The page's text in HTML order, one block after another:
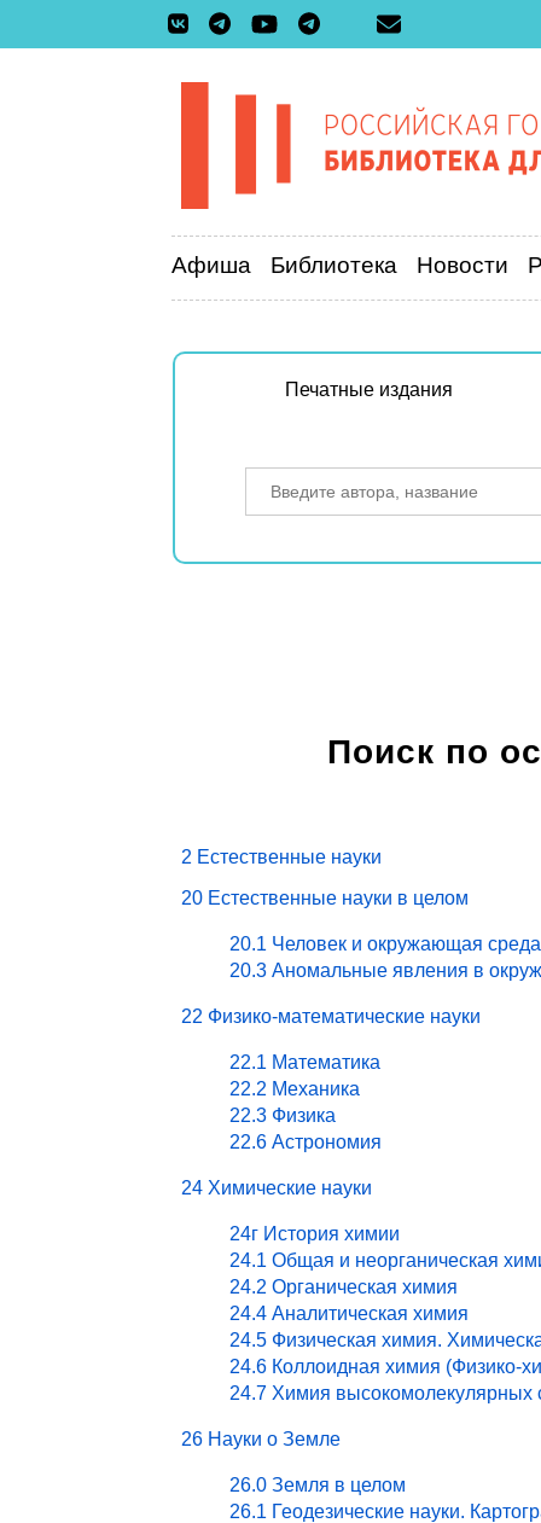
Афиша Библиотека Новости
Печатные издания
Поиск по
2 Естественные науки
20 Естественные науки в целом
20.1 Человек и окружающая
20.3 Аномальные явления в
22 Физико-математические науки
22.1 Математика
22.2 Механика
22.3 Физика
22.6 Астрономия
24 Химические науки
24г История химии
24.1 Общая и неорганическая
24.2 Органическая химия
24.4 Аналитическая химия
24.5 Физическая химия.
24.6 Коллоидная химия (Физико-
24.7 Химия высокомолекулярных
26 Науки о Земле
26.0 Земля в целом
26.1 Геодезические науки.